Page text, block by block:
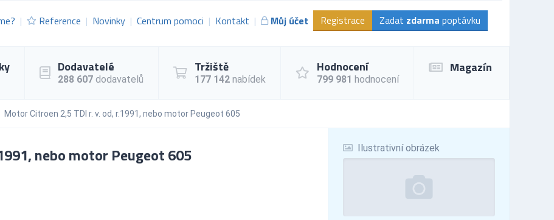
Reference Novinky Centrum pomoci Kontakt Můj účet Registrace Zadat zdarma poptávku
Dodavatelé
288 607 dodavatelů
Tržiště
177 142 nabídek
Hodnocení
799 981 hodnocení
Magazín
Motor Citroen 2,5 TDI r. v. od, r.1991, nebo motor Peugeot 605
Ilustrativní obrázek
nebo motor Peugeot 605